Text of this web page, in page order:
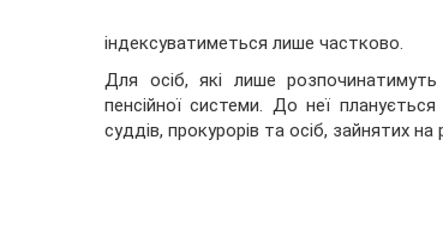
індексуватиметься лише частково.
Для осіб, які лише розпочинатимуть
пенсійної системи. До неї планується
суддів, прокурорів та осіб, зайнятих